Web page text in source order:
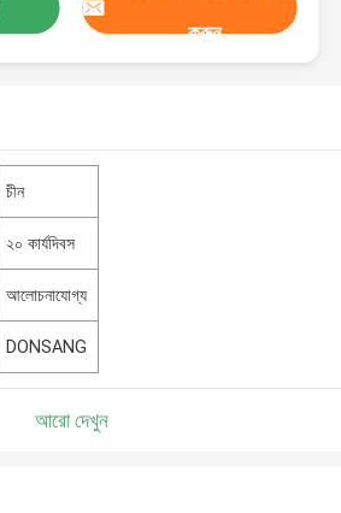
করুন
চীন
২০ কার্যদিবস
আলোচনাযোগ্য
DONSANG
আরো দেখুন